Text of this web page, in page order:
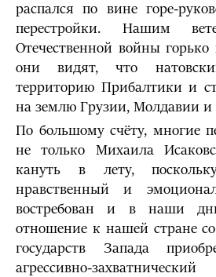
распался по вине горе-
перестройки. Нашим
Отечественной войны горько
они видят, что
территорию Прибалтики и
на землю Грузии, Молдавии
По большому счёту, многие
не только Михаила
кануть в лету,
нравственный и
востребован и в наши
отношение к нашей стране
государств Запада
агрессивно-